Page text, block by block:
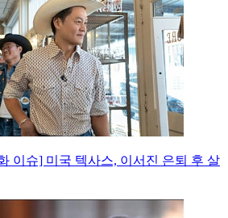
이슈] 미국 텍사스, 이서진 은퇴 후 살